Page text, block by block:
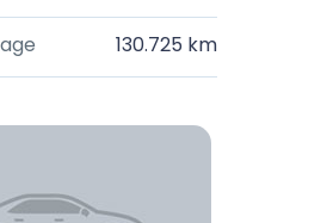
130.725 km